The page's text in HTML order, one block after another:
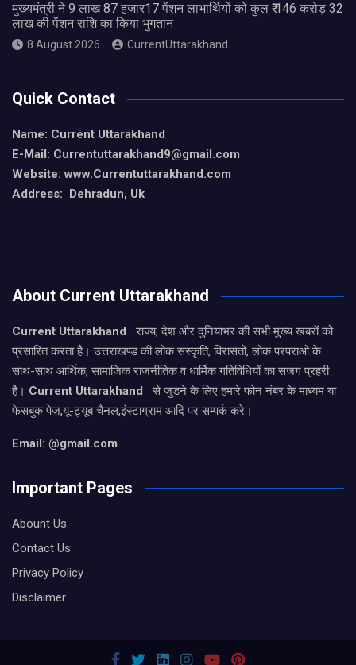
मुख्यमंत्री ने 9 लाख 87 हजार17 पेंशन लाभार्थियों को कुल ₹ 146 करोड़ 32
लाख की पेंशन राशि का किया भुगतान
8 August 2026 CurrentUttarakhand
Quick Contact
Name: Current Uttarakhand
E-Mail: Currentuttarakhand9@gmail.com
Website: www.Currentuttarakhand.com
Address: Dehradun, Uk
About Current Uttarakhand
Current Uttarakhand
राज्य, देश और दुनियाभर की सभी मुख्य खबरों को
प्रसारित करता है। उत्तराखण्ड की लोक संस्कृति, विरासतों, लोक परंपराओ के
साथ-साथ आर्थिक, सामाजिक राजनीतिक व धार्मिक गतिविधियों का सजग प्रहरी
है। Current Uttarakhand
से जुड़ने के लिए हमारे फोन नंबर के माध्यम या
फेसबुक पेज,यू-ट्यूब चैनल,इंस्टाग्राम आदि पर सम्पर्क करे।
Email: @gmail.com
Important Pages
Abount Us
Contact Us
Privacy Policy
Disclaimer